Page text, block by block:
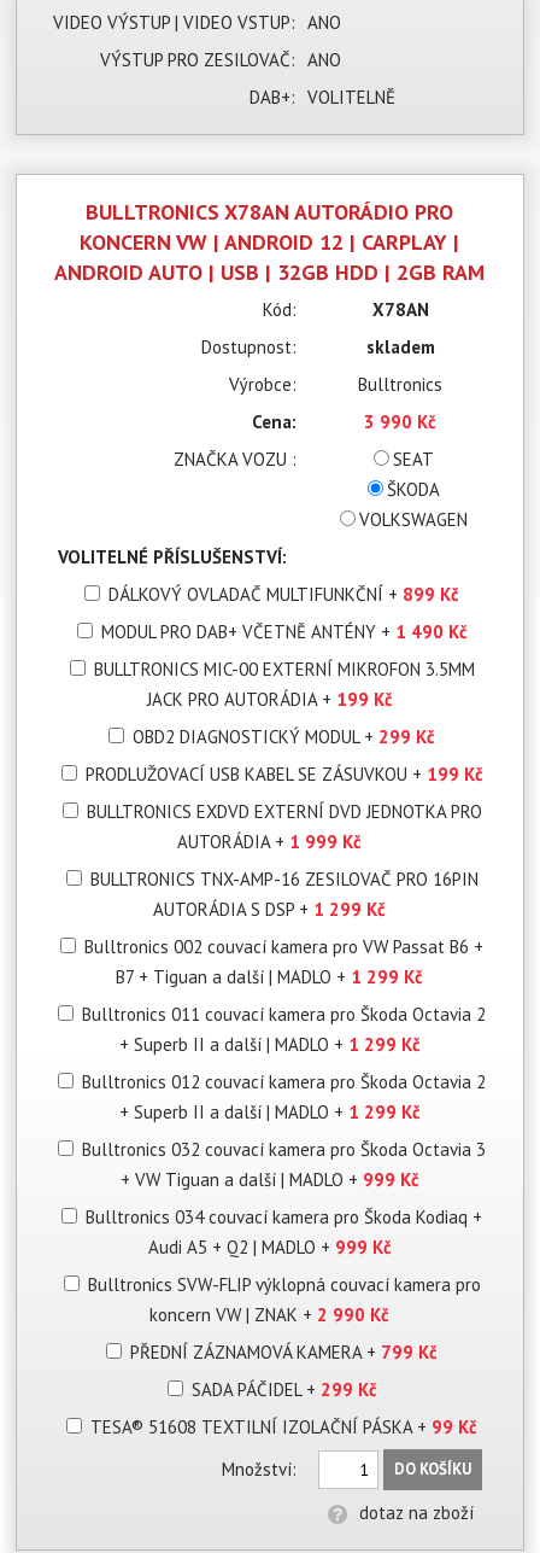
VIDEO VÝSTUP | VIDEO VSTUP:
ANO
VÝSTUP PRO ZESILOVAČ:
ANO
DAB+:
VOLITELNĚ
BULLTRONICS X78AN AUTORÁDIO PRO
KONCERN VW | ANDROID 12 | CARPLAY |
ANDROID AUTO | USB | 32GB HDD | 2GB RAM
Kód:
X78AN
Dostupnost:
skladem
Výrobce:
Bulltronics
Cena:
3 990 Kč
ZNAČKA VOZU :
SEAT
ŠKODA
VOLKSWAGEN
VOLITELNÉ PŘÍSLUŠENSTVÍ:
DÁLKOVÝ OVLADAČ MULTIFUNKČNÍ + 899 Kč
MODUL PRO DAB+ VČETNĚ ANTÉNY + 1 490 Kč
BULLTRONICS MIC-00 EXTERNÍ MIKROFON 3.5MM
JACK PRO AUTORÁDIA + 199 Kč
OBD2 DIAGNOSTICKÝ MODUL + 299 Kč
PRODLUŽOVACÍ USB KABEL SE ZÁSUVKOU + 199 Kč
BULLTRONICS EXDVD EXTERNÍ DVD JEDNOTKA PRO
AUTORÁDIA + 1 999 Kč
BULLTRONICS TNX-AMP-16 ZESILOVAČ PRO 16PIN
AUTORÁDIA S DSP + 1 299 Kč
Bulltronics 002 couvací kamera pro VW Passat B6 +
B7 + Tiguan a další | MADLO + 1 299 Kč
Bulltronics 011 couvací kamera pro Škoda Octavia 2
+ Superb II a další | MADLO + 1 299 Kč
Bulltronics 012 couvací kamera pro Škoda Octavia 2
+ Superb II a další | MADLO + 1 299 Kč
Bulltronics 032 couvací kamera pro Škoda Octavia 3
+ VW Tiguan a další | MADLO + 999 Kč
Bulltronics 034 couvací kamera pro Škoda Kodiaq +
Audi A5 + Q2 | MADLO + 999 Kč
Bulltronics SVW-FLIP výklopná couvací kamera pro
koncern VW | ZNAK + 2 990 Kč
PŘEDNÍ ZÁZNAMOVÁ KAMERA + 799 Kč
SADA PÁČIDEL + 299 Kč
TESA® 51608 TEXTILNÍ IZOLAČNÍ PÁSKA + 99 Kč
Množství:
DO KOŠÍKU
dotaz na zboží